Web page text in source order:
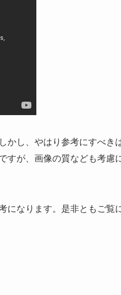
かし、やはり参考にすべき
すが、画像の質なども考慮
になります。是非ともご覧